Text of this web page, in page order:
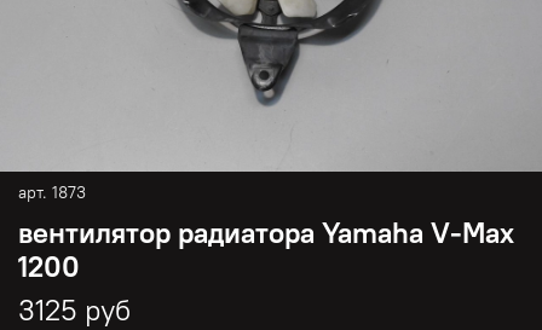
арт. 1873
вентилятор радиатора Yamaha V-Max
1200
3125 руб